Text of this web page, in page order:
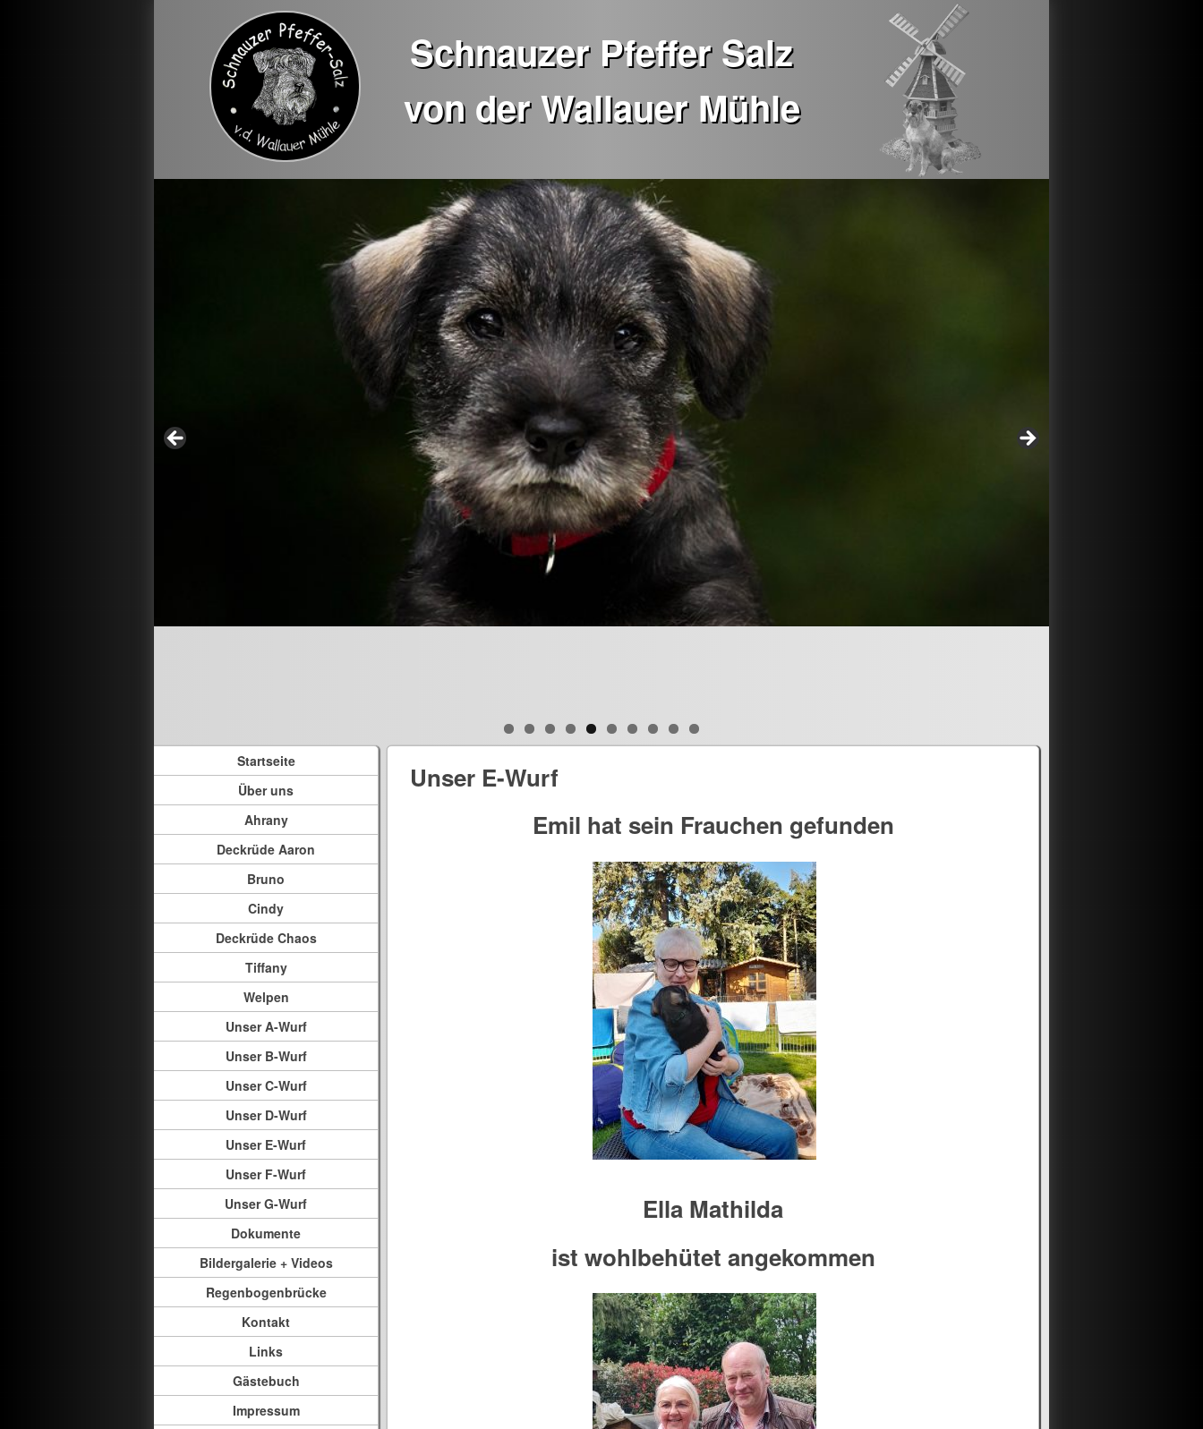
Schnauzer Pfeffer Salz
von der Wallauer Mühle
Startseite
Über uns
Ahrany
Deckrüde Aaron
Bruno
Cindy
Deckrüde Chaos
Tiffany
Welpen
Unser A-Wurf
Unser B-Wurf
Unser C-Wurf
Unser D-Wurf
Unser E-Wurf
Unser F-Wurf
Unser G-Wurf
Dokumente
Bildergalerie + Videos
Regenbogenbrücke
Kontakt
Links
Gästebuch
Impressum
Unser E-Wurf
Emil hat sein Frauchen gefunden
Ella Mathilda
ist wohlbehütet angekommen